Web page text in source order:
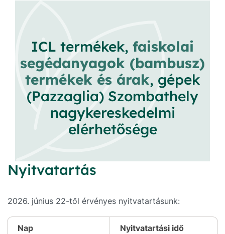
ICL termékek, faiskolai
segédanyagok (bambusz)
termékek és árak, gépek
(Pazzaglia) Szombathely
nagykereskedelmi
elérhetősége
Nyitvatartás
2026. június 22-től érvényes nyitvatartásunk:
Nap Nyitvatartási idő